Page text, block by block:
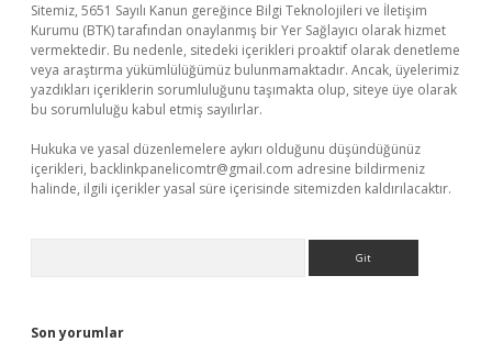
Sitemiz, 5651 Sayılı Kanun gereğince Bilgi Teknolojileri ve İletişim
Kurumu (BTK) tarafından onaylanmış bir Yer Sağlayıcı olarak hizmet
vermektedir. Bu nedenle, sitedeki içerikleri proaktif olarak denetleme
veya araştırma yükümlülüğümüz bulunmamaktadır. Ancak, üyelerimiz
yazdıkları içeriklerin sorumluluğunu taşımakta olup, siteye üye olarak
bu sorumluluğu kabul etmiş sayılırlar.
Hukuka ve yasal düzenlemelere aykırı olduğunu düşündüğünüz
içerikleri, backlinkpanelicomtr@gmail.com adresine bildirmeniz
halinde, ilgili içerikler yasal süre içerisinde sitemizden kaldırılacaktır.
Son yorumlar